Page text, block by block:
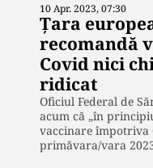
10 Apr. 2023, 07:30
Țara
recomandă
Covid nici
ridicat
Oficiul Federal de
acum că „în
vaccinare împotriva
primăvara/vara